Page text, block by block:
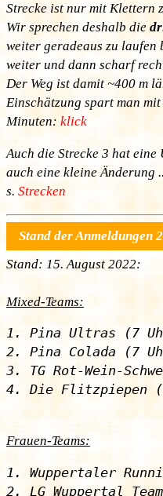
Strecke ist nur mit Klettern
Wir sprechen deshalb die
weiter geradeaus zu laufen
weiter und dann scharf
Der Weg ist damit ~400 m
Einschätzung spart man
Minuten: klick
Auch die Strecke 3 hat
auch eine kleine Änderung
s. Strecken
Stand der Anmeldungen
Stand: 15. August 2022:
Mixed-Teams:
1. Pina Ultras (7
2. Pina Colada (7
3. TG Rot-Wein-
Frauen-Teams:
1. Wuppertaler